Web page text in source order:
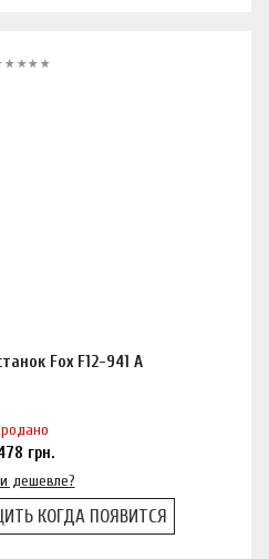
Fox F12-941 A
грн.
дешевле?
КОГДА ПОЯВИТСЯ